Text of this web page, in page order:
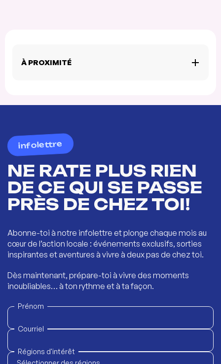
À PROXIMITÉ
infolettre
NE RATE PLUS RIEN
DE CE QUI SE PASSE
PRÈS DE CHEZ TOI!
Abonne-toi à notre infolettre et plonge chaque mois au
cœur de l’action locale : événements exclusifs, sorties
inspirantes et aventures à vivre à deux pas de chez toi.
Dès maintenant, prépare-toi à vivre des moments
inoubliables… à ton rythme et à ta façon.
Prénom
Courriel
Régions d'intérêt